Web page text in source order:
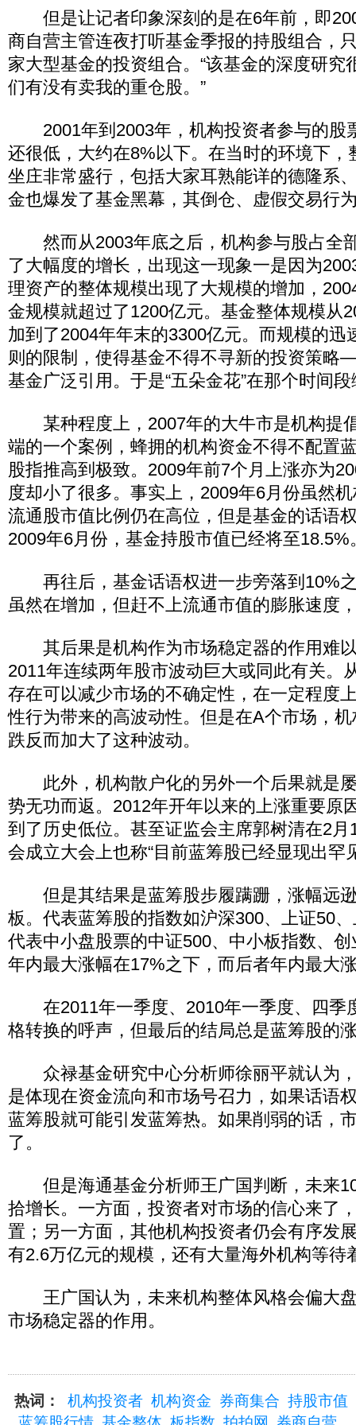
但是让记者印象深刻的是在6年前，即
商自营主管连夜打听基金季报的持股组合，
家大型基金的投资组合。“该基金的深度研究
们有没有卖我的重仓股。”
2001年到2003年，机构投资者参与的股
还很低，大约在8%以下。在当时的环境下，
坐庄非常盛行，包括大家耳熟能详的德隆系
金也爆发了基金黑幕，其倒仓、虚假交易行
然而从2003年底之后，机构参与股占全
了大幅度的增长，出现这一现象一是因为
理资产的整体规模出现了大规模的增加，
金规模就超过了1200亿元。基金整体规模从
加到了2004年年末的3300亿元。而规模的迅
则的限制，使得基金不得不寻新的投资策
基金广泛引用。于是“五朵金花”在那个时间
某种程度上，2007年的大牛市是机构提
端的一个案例，蜂拥的机构资金不得不配置
股指推高到极致。2009年前7个月上涨亦为
度却小了很多。事实上，2009年6月份虽然
流通股市值比例仍在高位，但是基金的话语
2009年6月份，基金持股市值已经将至18.5%
再往后，基金话语权进一步旁落到10%
虽然在增加，但赶不上流通市值的膨胀速度
其后果是机构作为市场稳定器的作用难
2011年连续两年股市波动巨大或同此有关。
存在可以减少市场的不确定性，在一定程度
性行为带来的高波动性。但是在A个市场，
跌反而加大了这种波动。
此外，机构散户化的另外一个后果就是
势无功而返。2012年开年以来的上涨重要原
到了历史低位。甚至证监会主席郭树清在2
会成立大会上也称“目前蓝筹股已经显现出罕
但是其结果是蓝筹股步履蹒跚，涨幅远
板。代表蓝筹股的指数如沪深300、上证50
代表中小盘股票的中证500、中小板指数、
年内最大涨幅在17%之下，而后者年内最大
在2011年一季度、2010年一季度、四季
格转换的呼声，但最后的结局总是蓝筹股的
众禄基金研究中心分析师徐丽平就认为
是体现在资金流向和市场号召力，如果话语
蓝筹股就可能引发蓝筹热。如果削弱的话，
了。
但是海通基金分析师王广国判断，未来
拾增长。一方面，投资者对市场的信心来了
置；另一方面，其他机构投资者仍会有序发
有2.6万亿元的规模，还有大量海外机构等待
王广国认为，未来机构整体风格会偏大
市场稳定器的作用。
热词： 机构投资者 机构资金 券商集合 持股市值